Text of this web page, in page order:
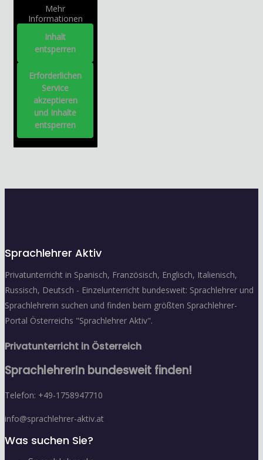
Mehr
Informationen
Inhalt
entsperren
Erforderlichen
Service
akzeptieren
und Inhalte
entsperren
Sprachlehrer Aktiv
Privatunterricht in Spanisch, Französisch, Englisch, Italienisch,
Russisch, Deutsch - Einzelunterricht bundesweit: Sprachlehrer und
Sprachlehrerin suchen und finden beim größten Sprachlehrer-
Portal Österreichs "Sprachlehrer Aktiv".
Privatunterricht in Österreich
SprachlehrerIn bundesweit finden!
Telefon: +49-1758947710
info@sprachlehrer-aktiv.at
Was suchen Sie?